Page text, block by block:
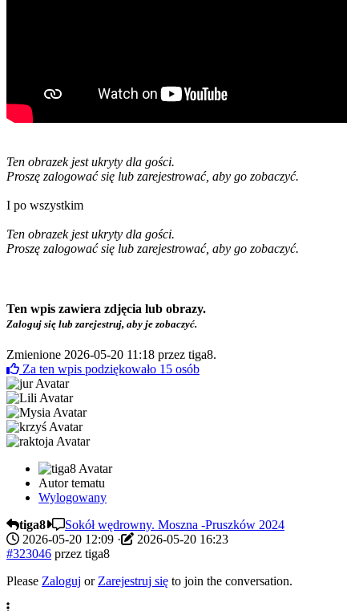
Ten obrazek jest ukryty dla gości.
Proszę zalogować się lub zarejestrować, aby go zobaczyć.
I po wszystkim
Ten obrazek jest ukryty dla gości.
Proszę zalogować się lub zarejestrować, aby go zobaczyć.
Ten wpis zawiera zdjęcia lub obrazy.
Zaloguj się lub zarejestruj, aby je zobaczyć.
Zmienione 2026-05-20 11:18 przez tiga8.
Za ten wpis podziękowało 15 osób
Autor tematu
Wylogowany
tiga8
Sokół wędrowny. Moszna -Pruszków 2024
2026-05-20 12:09 ·
2026-05-20 16:23
#323046 przez tiga8
Please Zaloguj or Zarejestruj się to join the conversation.